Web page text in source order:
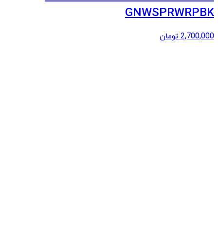
GNWSPRWRPBK
2,700,000 تومان